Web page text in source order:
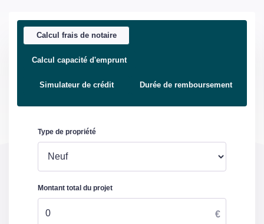
Calcul frais de notaire
Calcul capacité d'emprunt
Simulateur de crédit Durée de remboursement